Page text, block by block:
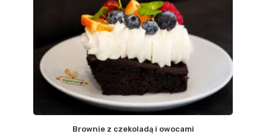
Brownie z czekoladą i owocami